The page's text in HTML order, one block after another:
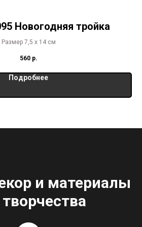
Новогодняя тройка
Размер 7,5 х 14 см
560 р.
Подробнее
и материалы